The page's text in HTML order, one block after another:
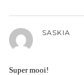
SASKIA
Super mooi!